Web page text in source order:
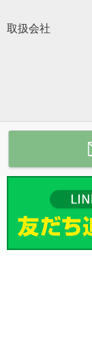
取扱会社